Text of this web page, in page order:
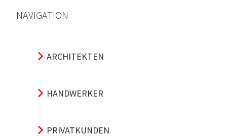
NAVIGATION
ARCHITEKTEN
HANDWERKER
PRIVATKUNDEN